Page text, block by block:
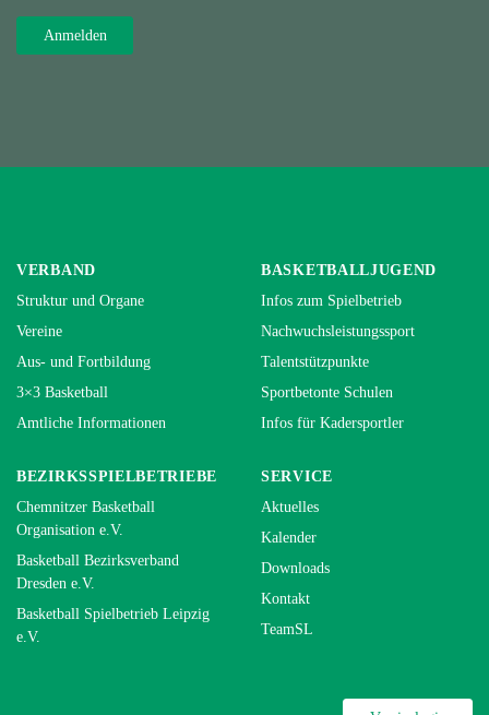
VERBAND
Struktur und Organe
Vereine
Aus- und Fortbildung
3×3 Basketball
Amtliche Informationen
BASKETBALLJUGEND
Infos zum Spielbetrieb
Nachwuchsleistungssport
Talentstützpunkte
Sportbetonte Schulen
Infos für Kadersportler
BEZIRKSSPIELBETRIEBE
Chemnitzer Basketball
Organisation e.V.
Basketball Bezirksverband
Dresden e.V.
Basketball Spielbetrieb Leipzig
e.V.
SERVICE
Aktuelles
Kalender
Downloads
Kontakt
TeamSL